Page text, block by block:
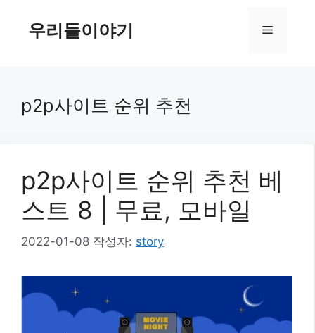
우리들이야기 메
p2p사이트 순위 추천
p2p사이트 순위 추천 베
스트 8 | 무료, 모바일
2022-01-08 작성자: story